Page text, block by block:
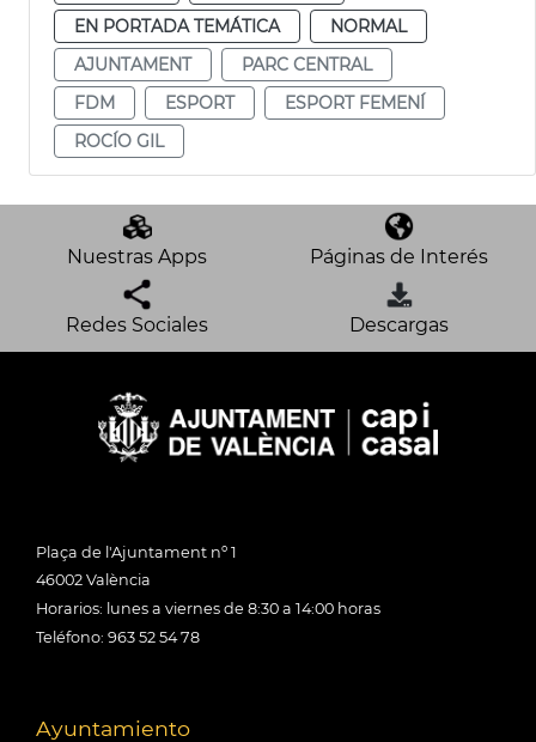
EN PORTADA TEMÁTICA
NORMAL
AJUNTAMENT
PARC CENTRAL
FDM
ESPORT
ESPORT FEMENÍ
ROCÍO GIL
Nuestras Apps Páginas de Interés
Redes Sociales Descargas
Plaça de l'Ajuntament nº 1
46002 València
Horarios: lunes a viernes de 8:30 a 14:00 horas
Teléfono: 963 52 54 78
Ayuntamiento